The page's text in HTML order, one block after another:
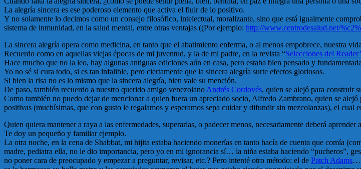
La alegría sincera es ese poderoso elemento que activa el fluir de lo positivo.
Y no solamente lo decimos como un consejo filosófico, intelectual, moralizante, sino que está igualmente
sistema de inmunidad, en la salud mental, entre otras ventajas ((Por ejemplo: http://www.centrodesalud.net/
La sincera alegría opera como medicina, en tanto que el abatimiento enferma, o al menos empobrece, nuestra
Recuerdo como en aquellas viejas épocas de mi juventud, y la de mi padre, en la revista “Selecciones del
Hace mucho que no la leo, hay algunas antiguas ediciones aún en casa, pero estaba bien pensado y
Yo no sé si cura todo, si es tan infalible, pero ciertamente que la sincera alegría surte efectos gloriosos.
Si bien la risa no es lo mismo que la sincera alegría, bien vale su mención.
De paso, también recuerdo a nuestro querido amigo venezolano Andrés Cordovés, quien se alejó para construir
Como también no puedo dejar de mencionar a quien fuera un apreciado socio, Alfredo Zambrano, quien se
positivas (muchísimas, que con gusto le regalamos y esperamos sepa cuidar y difundir sin mezcolanzas), el cual
Quien quiera mantener a raya a las enfermedades, superarlas, o padecer menos, necesariamente deberá
Te doy un pequeño y familiar ejemplo.
La otra noche, en la cena de Shabbat, mi hijita estaba haciendo monerías en tanto hacía de cuenta que comía
madre, pediatra ella, no le dio importancia, pero yo en mi ignorancia sí… la niña estaba haciendo “pucheros”,
no poner cara de preocupado y empezar a preguntar, revisar, etc.? Pero intenté otro método: el de Patch Adams…